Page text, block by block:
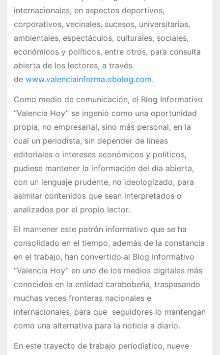
internacionales, en aspectos deportivos,
corporativos, vecinales, sucesos, universitarias,
ambientales, espectáculos, culturales, sociales,
económicos y políticos, entre otros, para consulta
abierta de los lectores, a través
de www.valenciainforma.obolog.com.
Como medio de comunicación, el Blog Informativo
“Valencia Hoy” se ingenió como una oportunidad
propia, no empresarial, sino más personal, en la
cual un periodista, sin depender de líneas
editoriales o intereses económicos y políticos,
pudiese mantener la información del día abierta,
con un lenguaje prudente, no ideologizado, para
asimilar contenidos que sean interpretados o
analizados por el propio lector.
El mantener este patrón informativo que se ha
consolidado en el tiempo, además de la constancia
en el trabajo, han convertido al Blog Informativo
“Valencia Hoy” en uno de los medios digitales más
conocidos en la entidad carabobeña, traspasando
muchas veces fronteras nacionales e
internacionales, para que seguidores lo mantengan
como una alternativa para la noticia a diario.
En este trayecto de trabajo periodístico, nueve